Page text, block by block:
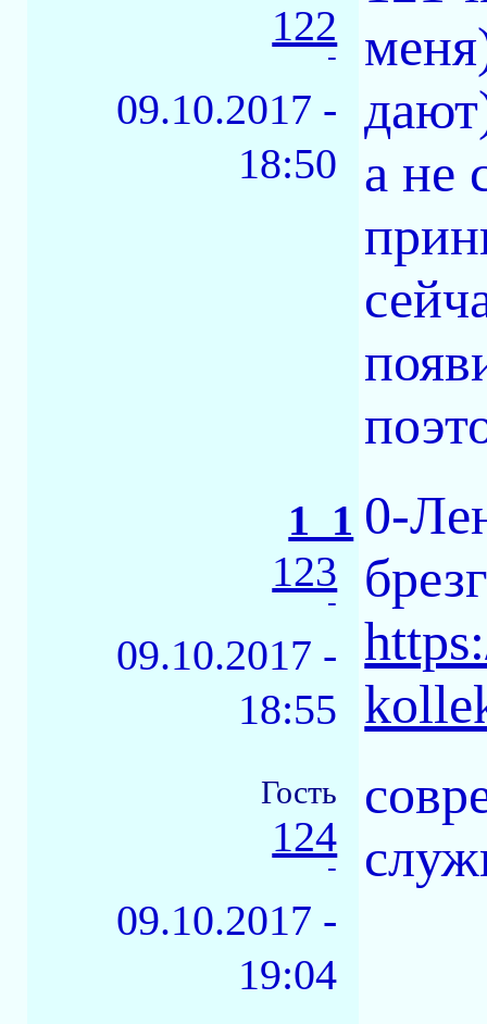
122
-
09.10.2017 -
18:50 а не
1_1
123
-
09.10.2017 -
18:55
0-
Гость
124
-
09.10.2017 -
19:04